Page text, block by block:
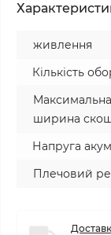
живлення
Кількість
Максимальна
ширина
Напруга
Плечовий